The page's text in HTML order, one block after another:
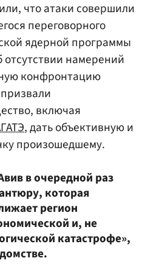
что атаки совершили
переговорного
ядерной программы
намерений
конфронтацию
включая
, дать объективную и
произошедшему.
в очередной раз
которая
регион
и, не
катастрофе»,